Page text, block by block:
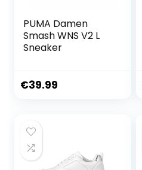
PUMA Damen
Smash WNS V2 L
Sneaker
€39.99